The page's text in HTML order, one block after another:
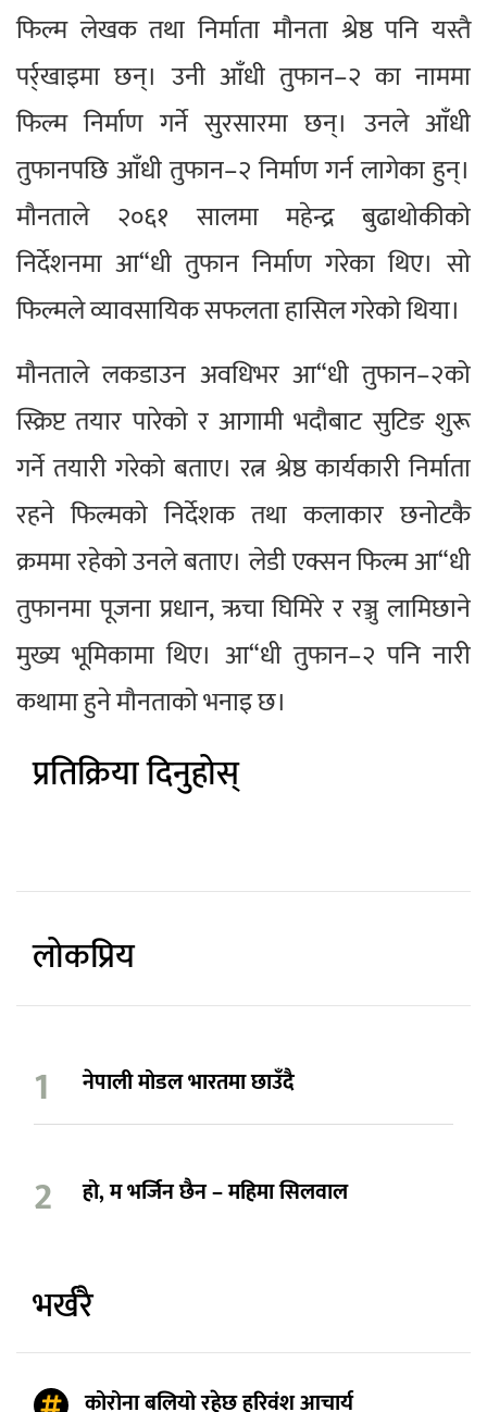
फिल्म लेखक तथा निर्माता मौनता श्रेष्ठ पनि यस्तै
पर्र्खाइमा छन्। उनी आँधी तुफान–२ का नाममा
फिल्म निर्माण गर्ने सुरसारमा छन्। उनले आँधी
तुफानपछि आँधी तुफान–२ निर्माण गर्न लागेका हुन्।
मौनताले २०६१ सालमा महेन्द्र बुढाथोकीको
निर्देशनमा आ“धी तुफान निर्माण गरेका थिए। सो
फिल्मले व्यावसायिक सफलता हासिल गरेको थिया।
मौनताले लकडाउन अवधिभर आ“धी तुफान–२को
स्क्रिप्ट तयार पारेको र आगामी भदौबाट सुटिङ शुरू
गर्ने तयारी गरेको बताए। रत्न श्रेष्ठ कार्यकारी निर्माता
रहने फिल्मको निर्देशक तथा कलाकार छनोटकै
क्रममा रहेको उनले बताए। लेडी एक्सन फिल्म आ“धी
तुफानमा पूजना प्रधान, ऋचा घिमिरे र रञ्जु लामिछाने
मुख्य भूमिकामा थिए। आ“धी तुफान–२ पनि नारी
कथामा हुने मौनताको भनाइ छ।
प्रतिक्रिया दिनुहोस्
लोकप्रिय
नेपाली मोडल भारतमा छाउँदै
हो, म भर्जिन छैन – महिमा सिलवाल
भर्खरै
कोरोना बलियो रहेछ हरिवंश आचार्य